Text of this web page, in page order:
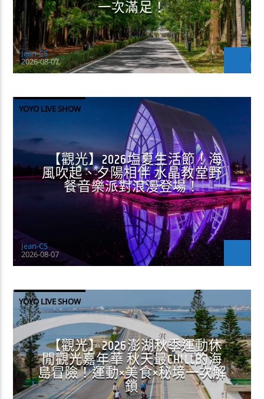
一次滿足！
Jean-CS
2026-08-07
YOYO LIVE SHOW
【觀光】2026塩夏生活節！海
風吹起、夕陽相伴 水晶教堂野
餐音樂派對浪漫登場！
Jean-CS
2026-08-07
YOYO LIVE SHOW
【觀光】2026澎湖秋季運動休
閒觀光嘉年華 秋天最CHILL的海
島冒險！運動×美食×秘境一次解
鎖